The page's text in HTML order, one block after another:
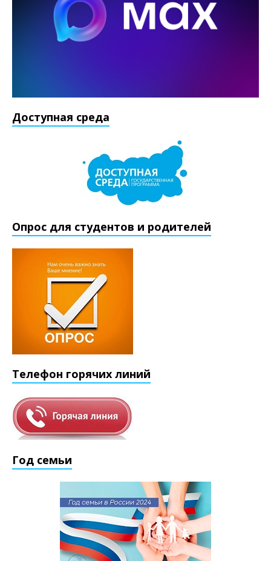
Доступная среда
Опрос для студентов и родителей
Телефон горячих линий
Год семьи